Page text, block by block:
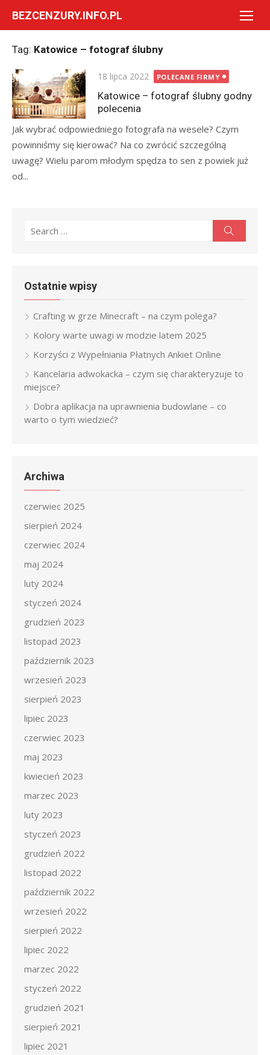
BEZCENZURY.INFO.PL
Tag: Katowice – fotograf ślubny
Posted
on
18 lipca 2022 POLECANE FIRMY
Katowice – fotograf ślubny godny
polecenia
Jak wybrać odpowiedniego fotografa na wesele? Czym
powinniśmy się kierować? Na co zwrócić szczególną
uwagę? Wielu parom młodym spędza to sen z powiek już
od...
Search
Ostatnie wpisy
Crafting w grze Minecraft – na czym polega?
Kolory warte uwagi w modzie latem 2025
Korzyści z Wypełniania Płatnych Ankiet Online
Kancelaria adwokacka – czym się charakteryzuje to
miejsce?
Dobra aplikacja na uprawnienia budowlane – co
warto o tym wiedzieć?
Archiwa
czerwiec 2025
sierpień 2024
czerwiec 2024
maj 2024
luty 2024
styczeń 2024
grudzień 2023
listopad 2023
październik 2023
wrzesień 2023
sierpień 2023
lipiec 2023
czerwiec 2023
maj 2023
kwiecień 2023
marzec 2023
luty 2023
styczeń 2023
grudzień 2022
listopad 2022
październik 2022
wrzesień 2022
sierpień 2022
lipiec 2022
marzec 2022
styczeń 2022
grudzień 2021
sierpień 2021
lipiec 2021